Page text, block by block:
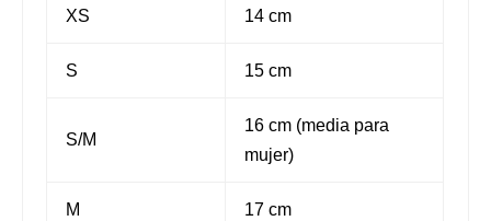
XS 14 cm
S 15 cm
S/M
16 cm (media para
mujer)
M 17 cm